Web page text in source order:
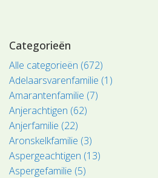
Categorieën
Alle categorieën (672)
Adelaarsvarenfamilie (1)
Amarantenfamilie (7)
Anjerachtigen (62)
Anjerfamilie (22)
Aronskelkfamilie (3)
Aspergeachtigen (13)
Aspergefamilie (5)